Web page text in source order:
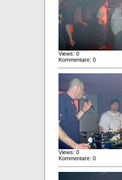
Views: 0
Kommentare: 0
Views: 0
Kommentare: 0